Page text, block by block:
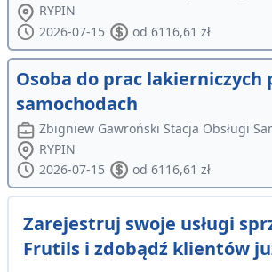
RYPIN
2026-07-15
od 6116,61 zł
Osoba do prac lakierniczych
samochodach
Zbigniew Gawroński Stacja Obsługi
RYPIN
2026-07-15
od 6116,61 zł
Zarejestruj swoje usługi
Frutils i zdobądź klientów